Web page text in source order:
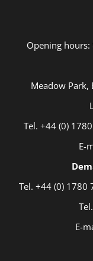
Opening
Meadow Park,
Tel. +44 (0)
E-
Tel. +44 (0)
E-